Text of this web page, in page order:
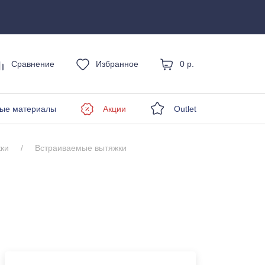
Сравнение Избранное 0 р.
материалы Акции Outlet
Встраиваемые вытяжки